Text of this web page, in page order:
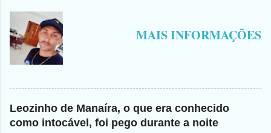
MAIS INFORMAÇÕES
Leozinho de Manaíra, o que era conhecido
como intocável, foi pego durante a noite